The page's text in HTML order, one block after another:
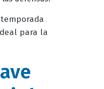
para la